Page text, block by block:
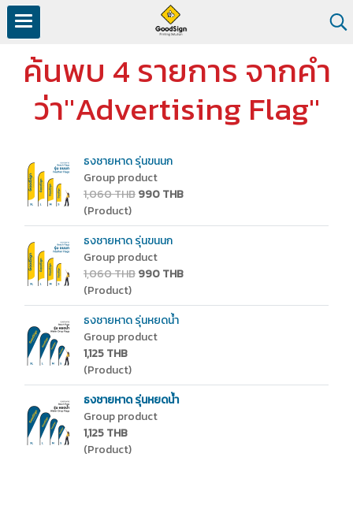
ค้นพบ 4 รายการ จากคำ
ว่า"Advertising Flag"
ธงชายหาด รุ่นขนนก
Group product
1,060 THB990 THB
(Product)
ธงชายหาด รุ่นขนนก
Group product
1,060 THB990 THB
(Product)
ธงชายหาด รุ่นหยดน้ำ
Group product
1,125 THB
(Product)
ธงชายหาด รุ่นหยดน้ำ
Group product
1,125 THB
(Product)